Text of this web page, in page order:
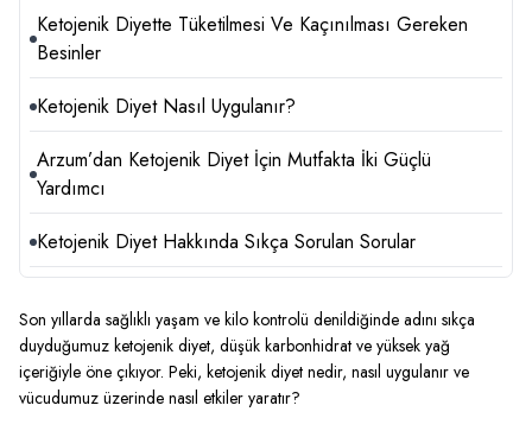
Ketojenik Diyette Tüketilmesi Ve Kaçınılması Gereken
Besinler
Ketojenik Diyet Nasıl Uygulanır?
Arzum’dan Ketojenik Diyet İçin Mutfakta İki Güçlü
Yardımcı
Ketojenik Diyet Hakkında Sıkça Sorulan Sorular
Son yıllarda sağlıklı yaşam ve kilo kontrolü denildiğinde adını sıkça
duyduğumuz ketojenik diyet, düşük karbonhidrat ve yüksek yağ
içeriğiyle öne çıkıyor. Peki, ketojenik diyet nedir, nasıl uygulanır ve
vücudumuz üzerinde nasıl etkiler yaratır?